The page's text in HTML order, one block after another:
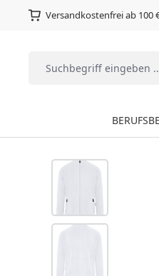
Versandkostenfrei ab 100
Bildergalerie